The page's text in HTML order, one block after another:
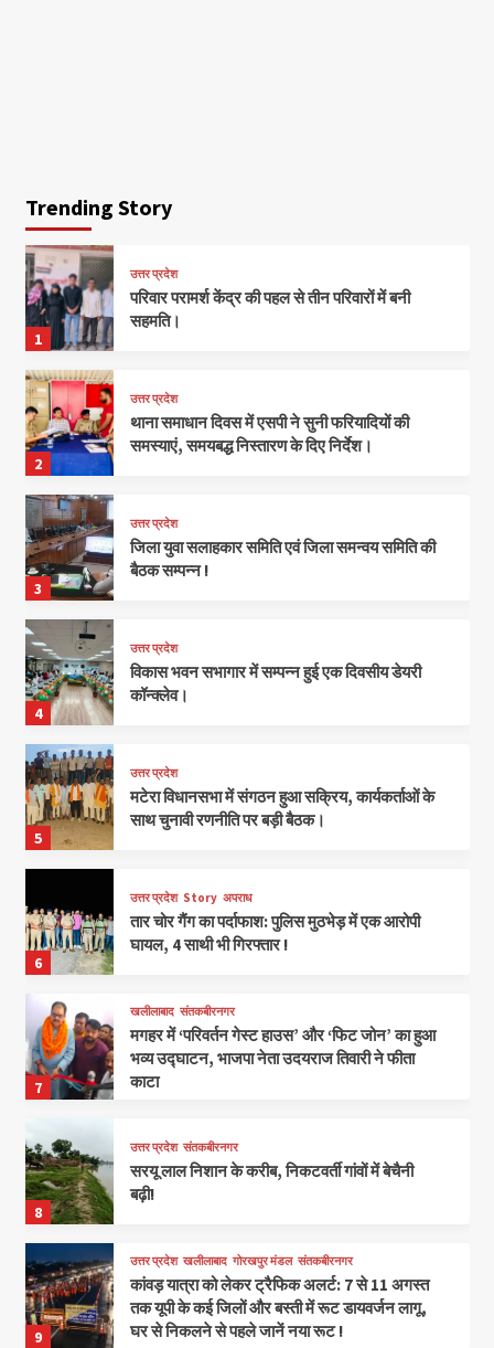
Trending Story
1
उत्तर प्रदेश
परिवार परामर्श केंद्र की पहल से तीन परिवारों में बनी
सहमति।
2
उत्तर प्रदेश
थाना समाधान दिवस में एसपी ने सुनी फरियादियों की
समस्याएं, समयबद्ध निस्तारण के दिए निर्देश।
3
उत्तर प्रदेश
जिला युवा सलाहकार समिति एवं जिला समन्वय समिति की
बैठक सम्पन्न !
4
उत्तर प्रदेश
विकास भवन सभागार में सम्पन्न हुई एक दिवसीय डेयरी
कॉन्क्लेव।
5
उत्तर प्रदेश
मटेरा विधानसभा में संगठन हुआ सक्रिय, कार्यकर्ताओं के
साथ चुनावी रणनीति पर बड़ी बैठक।
6
उत्तर प्रदेश Story अपराध
तार चोर गैंग का पर्दाफाश: पुलिस मुठभेड़ में एक आरोपी
घायल, 4 साथी भी गिरफ्तार !
7
खलीलाबाद संतकबीरनगर
मगहर में ‘परिवर्तन गेस्ट हाउस’ और ‘फिट जोन’ का हुआ
भव्य उद्घाटन, भाजपा नेता उदयराज तिवारी ने फीता
काटा
8
उत्तर प्रदेश संतकबीरनगर
सरयू लाल निशान के करीब, निकटवर्ती गांवों में बेचैनी
बढ़ी!
9
उत्तर प्रदेश खलीलाबाद गोरखपुर मंडल संतकबीरनगर
कांवड़ यात्रा को लेकर ट्रैफिक अलर्ट: 7 से 11 अगस्त
तक यूपी के कई जिलों और बस्ती में रूट डायवर्जन लागू,
घर से निकलने से पहले जानें नया रूट !